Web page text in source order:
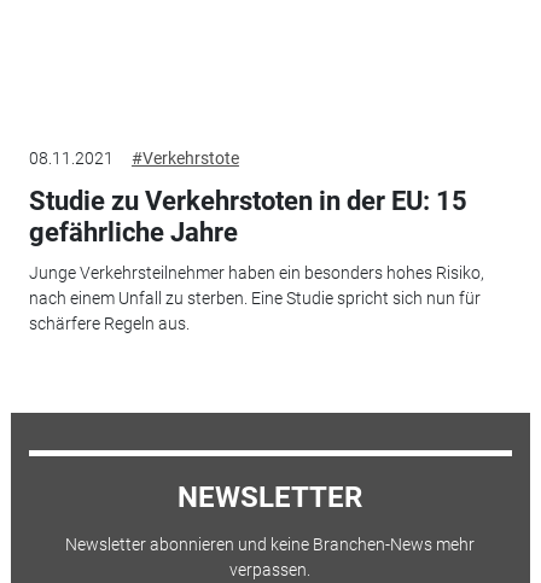
08.11.2021 #Verkehrstote
Studie zu Verkehrstoten in der EU: 15
gefährliche Jahre
Junge Verkehrsteilnehmer haben ein besonders hohes Risiko,
nach einem Unfall zu sterben. Eine Studie spricht sich nun für
schärfere Regeln aus.
NEWSLETTER
Newsletter abonnieren und keine Branchen-News mehr
verpassen.